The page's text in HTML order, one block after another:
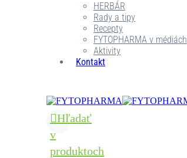
HERBÁR
Rady a tipy
Recepty
FYTOPHARMA v médiách
Aktivity
Kontakt
Hľadať
v
produktoch